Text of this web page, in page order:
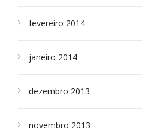
fevereiro 2014
janeiro 2014
dezembro 2013
novembro 2013